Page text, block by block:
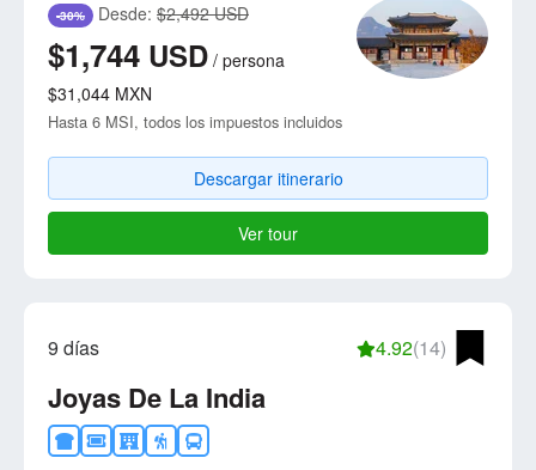
-30% Desde: $2,492 USD
$1,744 USD / persona
$31,044 MXN
Hasta 6 MSI, todos los impuestos incluidos
Descargar itinerario
Ver tour
9 días 4.92(14)
Joyas De La India